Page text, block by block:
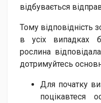
відбувається
Тому відповідність
в усіх випадках
рослина
дотримуйтесь
Для початку
поцікавтеся